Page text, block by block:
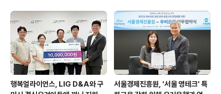
행복얼라이언스, LIG D&A와 구
서울경제진흥원, ‘서울 영테크’ 특